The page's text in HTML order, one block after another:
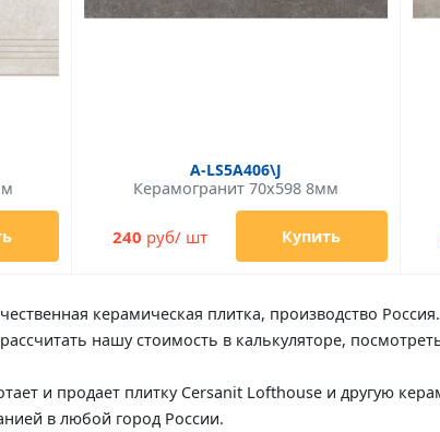
A-LS5A406\J
Керамогранит 70x598 8мм
240 руб/ шт Купить
керамическая плитка, производство
нашу стоимость в калькуляторе,
и продает плитку Cersanit Lofthouse и другую
в любой город России.